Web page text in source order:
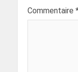
Commentaire